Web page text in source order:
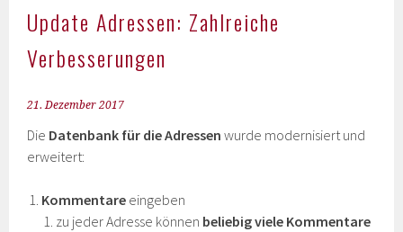
Update Adressen: Zahlreiche
Verbesserungen
21. Dezember 2017
Die Datenbank für die Adressen wurde modernisiert und
erweitert:
Kommentare eingeben
zu jeder Adresse können beliebig viele Kommentare